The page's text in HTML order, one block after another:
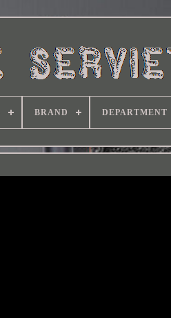
BRAND DEPARTMENT